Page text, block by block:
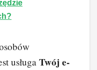
usługaTwój e-